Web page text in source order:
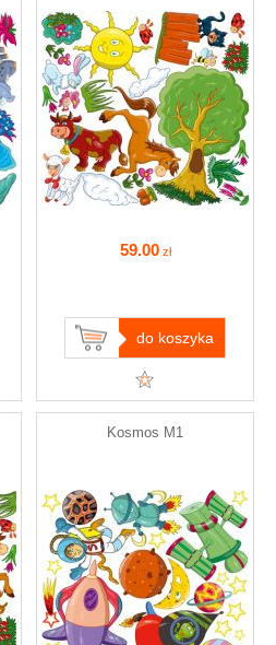
59.00 zł
do koszyka
Kosmos M1